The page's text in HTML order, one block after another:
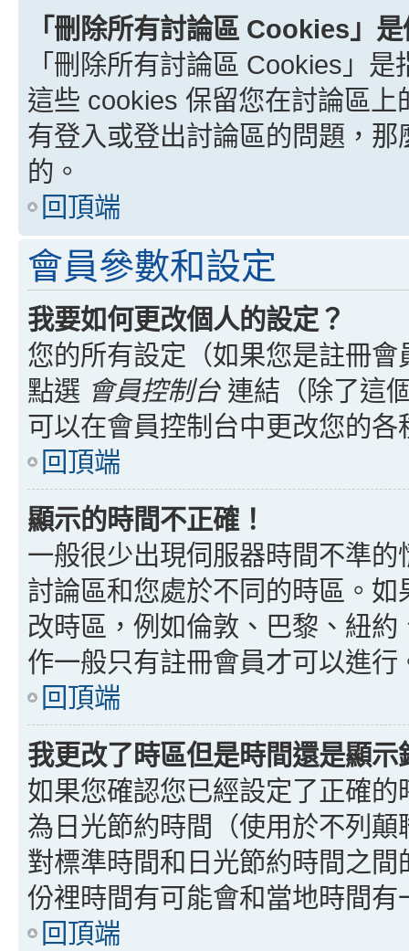
「刪除所有討論區 Cookies」
「刪除所有討論區 Cookies」
這些 cookies 保留您在討論區
有登入或登出討論區的問題，
的。
回頂端
會員參數和設定
我要如何更改個人的設定？
您的所有設定（如果您是註冊
點選 會員控制台連結（除了這
可以在會員控制台中更改您的各
回頂端
顯示的時間不正確！
一般很少出現伺服器時間不準
討論區和您處於不同的時區。
改時區，例如倫敦、巴黎、紐
作一般只有註冊會員才可以進
回頂端
我更改了時區但是時間還是顯示
如果您確認您已經設定了正確
為日光節約時間（使用於不列
對標準時間和日光節約時間之
份裡時間有可能會和當地時間
回頂端